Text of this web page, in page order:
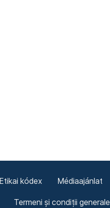
Etikai kódex Médiaajánlat
Termeni și condiții generale